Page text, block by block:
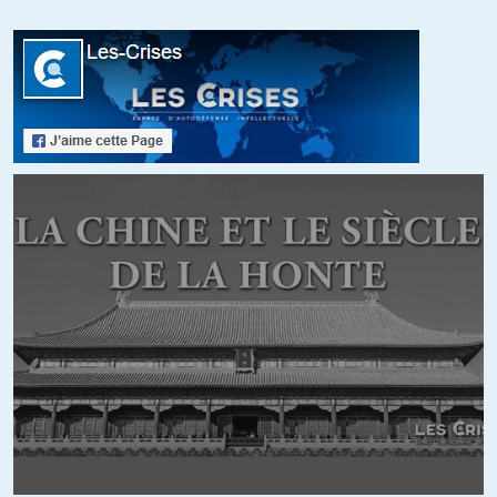
Israël (poser la question c’est y répondre, Israël n’a jamais été
sanctionné pour l’annexion de Jérusalem Est et du Golan)? Les
occidentaux se veulent les gardiens du droit international mais
l’appliquent à géométrie variable
+38 ALERTER
Laurent//24.06.2020 à 17h43
Sauf que pour la Crimée il n’y a pas eu d’annexion mais un
référendum, non « approuvé « par les occidentaux mais moi je
l’approuve, ça me suffit
+14 ALERTER
Jubaka//25.06.2020 à 08h51